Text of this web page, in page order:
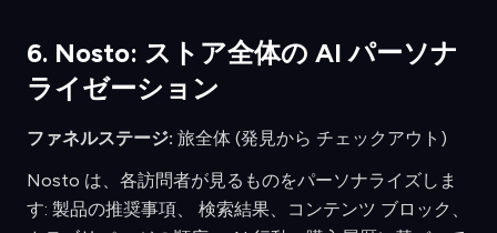
6. Nosto: ストア全体の AI パーソナ
ライゼーション
ファネルステージ: 旅全体 (発見から チェックアウト)
Nosto は、各訪問者が見るものをパーソナライズしま
す: 製品の推奨事項、 検索結果、コンテンツ ブロック、